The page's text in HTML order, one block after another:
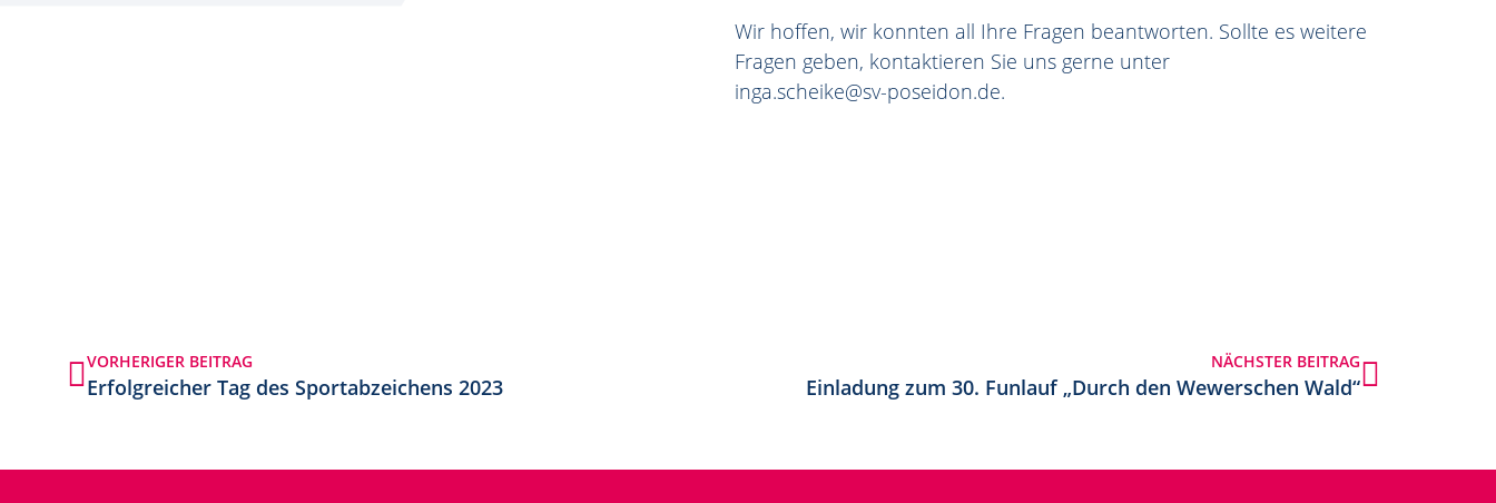
Wir hoffen, wir konnten all Ihre Fragen beantworten. Sollte es weitere
Fragen geben, kontaktieren Sie uns gerne unter
inga.scheike@sv-poseidon.de.
VORHERIGER BEITRAG
Erfolgreicher Tag des Sportabzeichens 2023
NÄCHSTER BEITRAG
Einladung zum 30. Funlauf „Durch den Wewerschen Wald“